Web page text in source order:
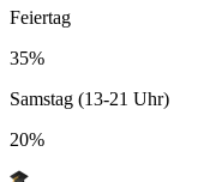
Feiertag
35%
Samstag (13-21 Uhr)
20%